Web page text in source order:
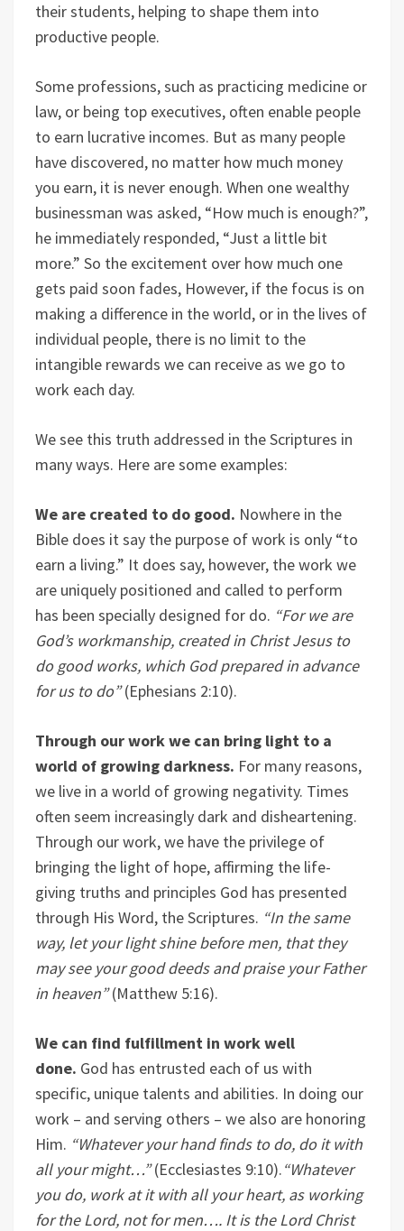
their students, helping to shape them into
productive people.
Some professions, such as practicing medicine or
law, or being top executives, often enable people
to earn lucrative incomes. But as many people
have discovered, no matter how much money
you earn, it is never enough. When one wealthy
businessman was asked, “How much is enough?”,
he immediately responded, “Just a little bit
more.” So the excitement over how much one
gets paid soon fades, However, if the focus is on
making a difference in the world, or in the lives of
individual people, there is no limit to the
intangible rewards we can receive as we go to
work each day.
We see this truth addressed in the Scriptures in
many ways. Here are some examples:
We are created to do good. Nowhere in the
Bible does it say the purpose of work is only “to
earn a living.” It does say, however, the work we
are uniquely positioned and called to perform
has been specially designed for do. “For we are
God’s workmanship, created in Christ Jesus to
do good works, which God prepared in advance
for us to do”(Ephesians 2:10).
Through our work we can bring light to a
world of growing darkness. For many reasons,
we live in a world of growing negativity. Times
often seem increasingly dark and disheartening.
Through our work, we have the privilege of
bringing the light of hope, affirming the life-
giving truths and principles God has presented
through His Word, the Scriptures. “In the same
way, let your light shine before men, that they
may see your good deeds and praise your Father
in heaven”(Matthew 5:16).
We can find fulfillment in work well
done. God has entrusted each of us with
specific, unique talents and abilities. In doing our
work – and serving others – we also are honoring
Him. “Whatever your hand finds to do, do it with
all your might…”(Ecclesiastes 9:10).“Whatever
you do, work at it with all your heart, as working
for the Lord, not for men…. It is the Lord Christ